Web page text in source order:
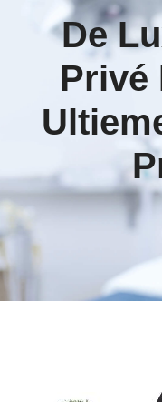
De
Privé